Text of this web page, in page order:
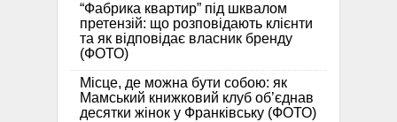
“Фабрика квартир” під шквалом
претензій: що розповідають клієнти
та як відповідає власник бренду
(ФОТО)
Місце, де можна бути собою: як
Мамський книжковий клуб об’єднав
десятки жінок у Франківську (ФОТО)